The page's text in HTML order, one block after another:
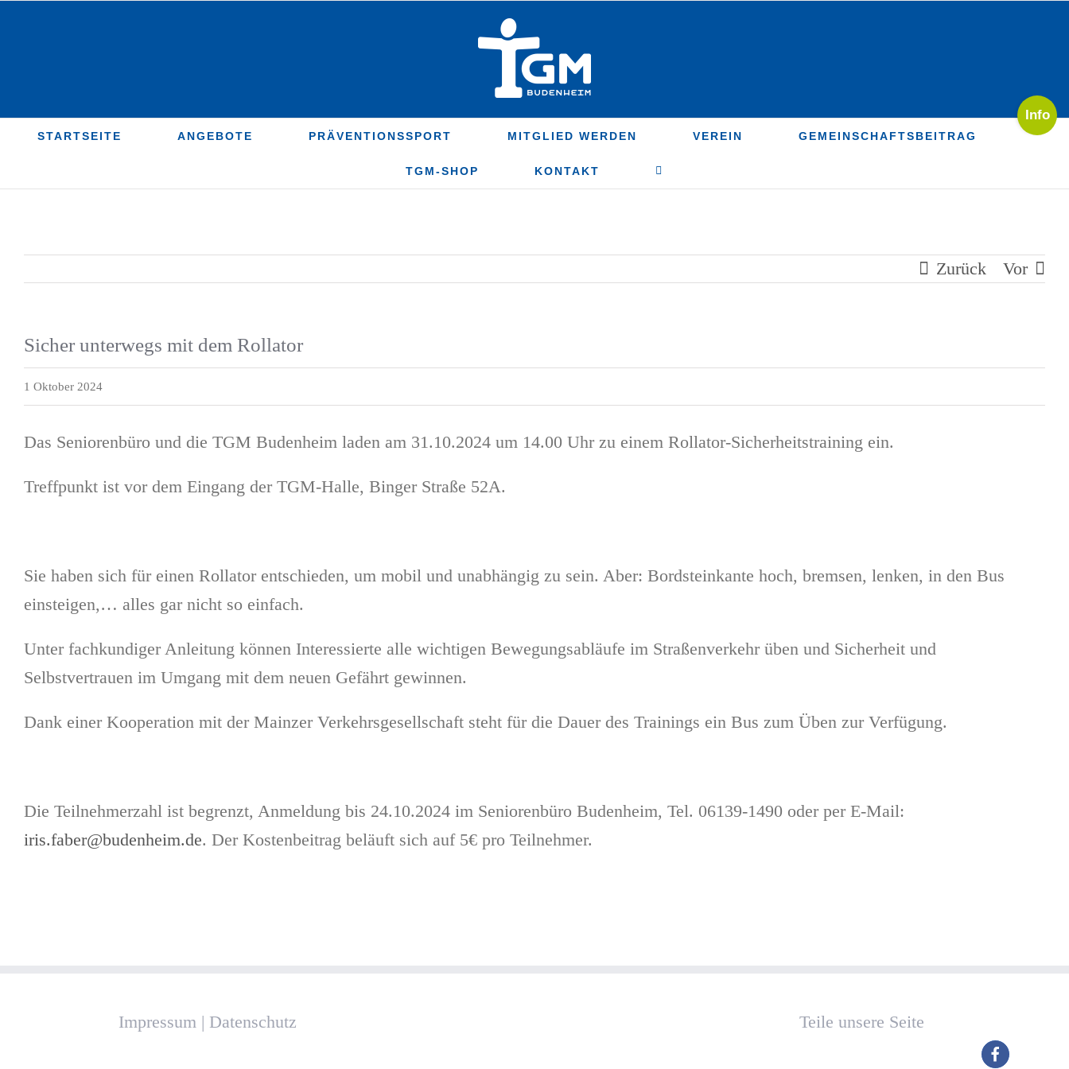
STARTSEITE ANGEBOTE PRÄVENTIONSSPORT MITGLIED WERDEN VEREIN GEMEINSCHAFTSBEITRAG
TGM-SHOP KONTAKT
Zurück Vor
Sicher unterwegs mit dem Rollator
1 Oktober 2024
Das Seniorenbüro und die TGM Budenheim laden am 31.10.2024 um 14.00 Uhr zu einem Rollator-Sicherheitstraining ein.
Treffpunkt ist vor dem Eingang der TGM-Halle, Binger Straße 52A.
Sie haben sich für einen Rollator entschieden, um mobil und unabhängig zu sein. Aber: Bordsteinkante hoch, bremsen, lenken, in den Bus
einsteigen,… alles gar nicht so einfach.
Unter fachkundiger Anleitung können Interessierte alle wichtigen Bewegungsabläufe im Straßenverkehr üben und Sicherheit und
Selbstvertrauen im Umgang mit dem neuen Gefährt gewinnen.
Dank einer Kooperation mit der Mainzer Verkehrsgesellschaft steht für die Dauer des Trainings ein Bus zum Üben zur Verfügung.
Die Teilnehmerzahl ist begrenzt, Anmeldung bis 24.10.2024 im Seniorenbüro Budenheim, Tel. 06139-1490 oder per E-Mail:
iris.faber@budenheim.de. Der Kostenbeitrag beläuft sich auf 5€ pro Teilnehmer.
Impressum| Datenschutz Teile unsere Seite
Toggle
Sliding
Area